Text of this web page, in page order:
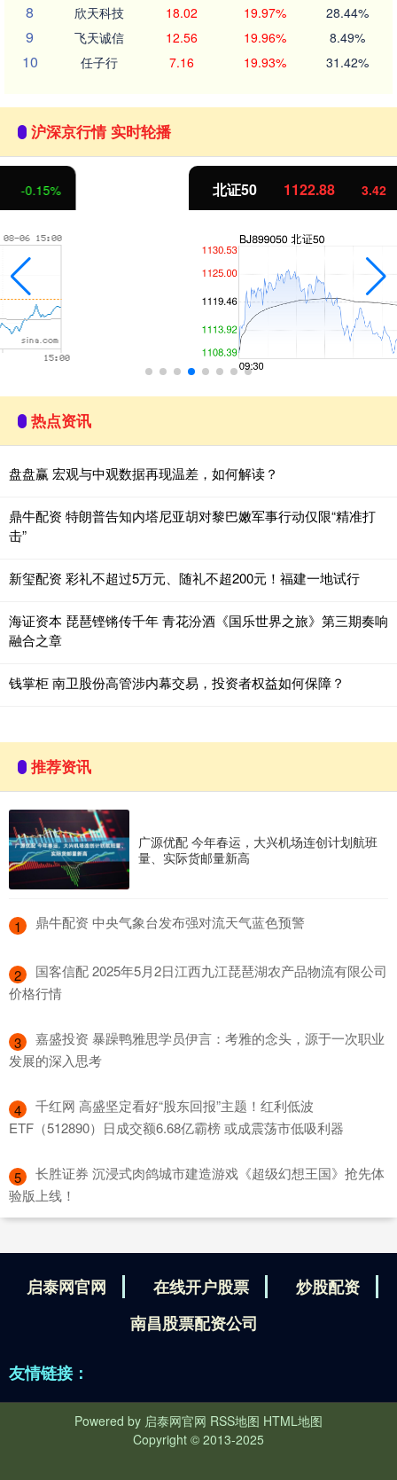
8 欣天科技 18.02 19.97% 28.44%
9 飞天诚信 12.56 19.96% 8.49%
10 任子行 7.16 19.93% 31.42%
沪深京行情 实时轮播
3.42 0.30%
热点资讯
盘盘赢 宏观与中观数据再现温差，如何解读？
鼎牛配资 特朗普告知内塔尼亚胡对黎巴嫩军事行动仅限“精准打
击”
新玺配资 彩礼不超过5万元、随礼不超200元！福建一地试行
海证资本 琵琶铿锵传千年 青花汾酒《国乐世界之旅》第三期奏响
融合之章
钱掌柜 南卫股份高管涉内幕交易，投资者权益如何保障？
推荐资讯
广源优配 今年春运，大兴机场连创计划航班
量、实际货邮量新高
1 ​鼎牛配资 中央气象台发布强对流天气蓝色预警
2
​国客信配 2025年5月2日江西九江琵琶湖农产品物流有限公司
价格行情
3
​嘉盛投资 暴躁鸭雅思学员伊言：考雅的念头，源于一次职业
发展的深入思考
4
​千红网 高盛坚定看好“股东回报”主题！红利低波
ETF（512890）日成交额6.68亿霸榜 或成震荡市低吸利器
5
​长胜证券 沉浸式肉鸽城市建造游戏《超级幻想王国》抢先体
验版上线！
启泰网官网 在线开户股票
炒股配资
南昌股票配资公司
友情链接：
Powered by 启泰网官网 RSS地图 HTML地图
Copyright © 2013-2025